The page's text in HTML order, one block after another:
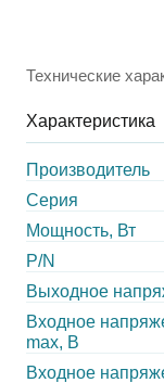
Технические
Характеристика
Производитель
Серия
Мощность, Вт
P/N
Выходное
Входное
max, В
Входное